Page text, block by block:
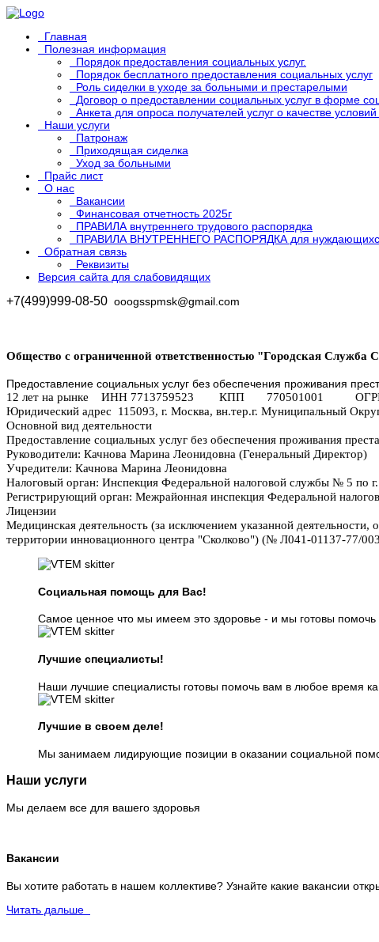
Главная
Полезная информация
Порядок предоставления социальных услуг.
Порядок бесплатного предоставления социальных услуг
Роль сиделки в уходе за больными и престарелыми
Договор о предоставлении социальных услуг в форме
Анкета для опроса получателей услуг о качестве
Наши услуги
Патронаж
Приходящая сиделка
Уход за больными
Прайс лист
О нас
Вакансии
Финансовая отчетность 2025г
ПРАВИЛА внутреннего трудового распорядка
ПРАВИЛА ВНУТРЕННЕГО РАСПОРЯДКА для
Обратная связь
Реквизиты
Версия сайта для слабовидящих
+7(499)999-08-50 ooogsspmsk@gmail.com
Общество с ограниченной ответственностью "Городская
Предоставление социальных услуг без обеспечения проживания
12 лет на рынке ИНН 7713759523 КПП 770501001
Юридический адрес 115093, г. Москва, вн.тер.г. Муниципальный
Основной вид деятельности
Предоставление социальных услуг без обеспечения проживания
Руководители: Качнова Марина Леонидовна (Генеральный Директор)
Учредители: Качнова Марина Леонидовна
Налоговый орган: Инспекция Федеральной налоговой службы № 5 по
Регистрирующий орган: Межрайонная инспекция Федеральной
Лицензии
Медицинская деятельность (за исключением указанной
территории инновационного центра "Сколково") (№ Л041-01137-77/
Социальная помощь для Вас!
Самое ценное что мы имеем это здоровье - и мы готовы помочь
Лучшие специалисты!
Наши лучшие специалисты готовы помочь вам в любое время
Лучшие в своем деле!
Мы занимаем лидирующие позиции в оказании социальной
Наши услуги
Мы делаем все для вашего здоровья
Вакансии
Вы хотите работать в нашем коллективе? Узнайте какие вакансии
Читать дальше